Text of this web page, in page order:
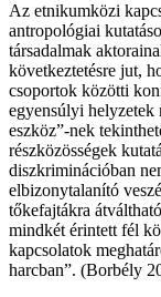
Az etnikumközi
antropológiai
társadalmak
következtetésre jut,
csoportok közötti
egyensúlyi helyzetek
eszköz”-nek
részközösségek
diszkriminációban
elbizonytalanító
tőkefajtákra
mindkét érintett fél
kapcsolatok
harcban”. (Borbély